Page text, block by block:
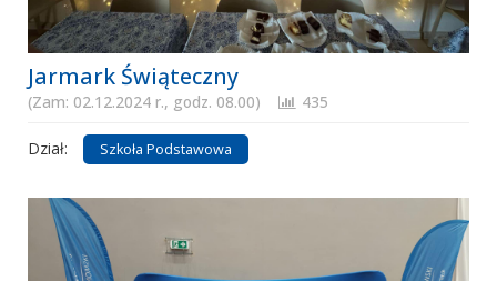
Jarmark Świąteczny
(Zam: 02.12.2024 r., godz. 08.00) 435
Dział: Szkoła Podstawowa